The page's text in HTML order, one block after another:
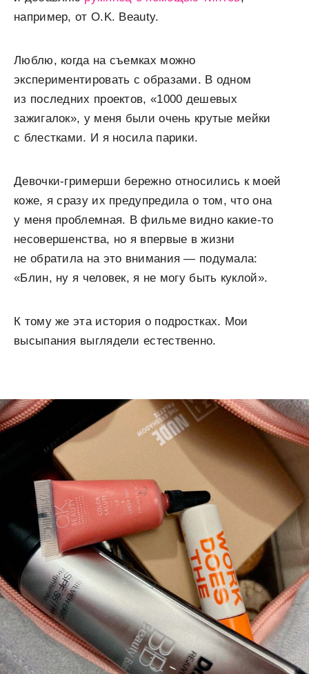
например, от O.K. Beauty.
Люблю, когда на съемках можно
экспериментировать с образами. В одном
из последних проектов, «1000 дешевых
зажигалок», у меня были очень крутые мейки
с блестками. И я носила парики.
Девочки-гримерши бережно относились к моей
коже, я сразу их предупредила о том, что она
у меня проблемная. В фильме видно какие-то
несовершенства, но я впервые в жизни
не обратила на это внимания — подумала:
«Блин, ну я человек, я не могу быть куклой».
К тому же эта история о подростках. Мои
высыпания выглядели естественно.